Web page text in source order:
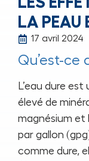
LA PEAU
17 avril 2024
Qu’est-ce
L’eau dure
élevé de
magnésium et
par gallon
comme dure,